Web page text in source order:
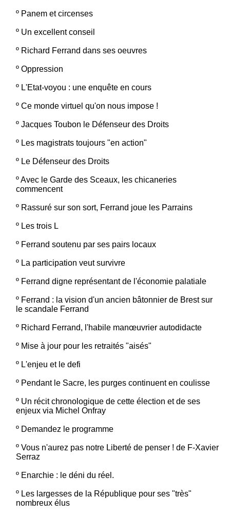
º Panem et circenses
º Un excellent conseil
º Richard Ferrand dans ses oeuvres
º Oppression
º L'Etat-voyou : une enquête en cours
º Ce monde virtuel qu'on nous impose !
º Jacques Toubon le Défenseur des Droits
º Les magistrats toujours "en action"
º Le Défenseur des Droits
ºAvec le Garde des Sceaux, les chicaneries
commencent
º Rassuré sur son sort, Ferrand joue les Parrains
º Les trois L
º Ferrand soutenu par ses pairs locaux
º La participation veut survivre
º Ferrand digne représentant de l'économie palatiale
º Ferrand : la vision d'un ancien bâtonnier de Brest sur
le scandale Ferrand
º Richard Ferrand, l'habile manœuvrier autodidacte
º Mise à jour pour les retraités "aisés"
º L'enjeu et le defi
º Pendant le Sacre, les purges continuent en coulisse
º Un récit chronologique de cette élection et de ses
enjeux via Michel Onfray
º Demandez le programme
º Vous n'aurez pas notre Liberté de penser ! de F-Xavier
Serraz
º Enarchie : le déni du réel.
º Les largesses de la République pour ses "très"
nombreux élus